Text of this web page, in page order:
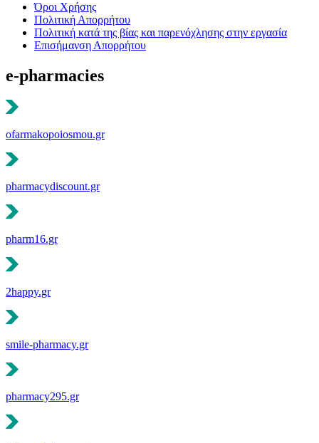
Όροι Χρήσης
Πολιτική Απορρήτου
Πολιτική κατά της βίας και παρενόχλησης στην εργασία
Επισήμανση Απορρήτου
e-pharmacies
ofarmakopoiosmou.gr
pharmacydiscount.gr
pharm16.gr
2happy.gr
smile-pharmacy.gr
pharmacy295.gr